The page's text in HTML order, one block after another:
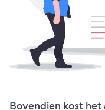
Bovendien kost het